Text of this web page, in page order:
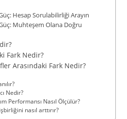
Hesap Sorulabilirliği Arayın
Muhteşem Olana Doğru
Fark Nedir?
Arasındaki Fark Nedir?
Nedir?
Performansı Nasıl Ölçülür?
nasıl arttırır?